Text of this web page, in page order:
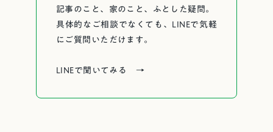
記事のこと、家のこと、ふとした疑問。
具体的なご相談でなくても、LINEで気軽
にご質問いただけます。
LINEで聞いてみる →